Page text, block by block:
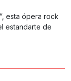
esta ópera rock
estandarte de